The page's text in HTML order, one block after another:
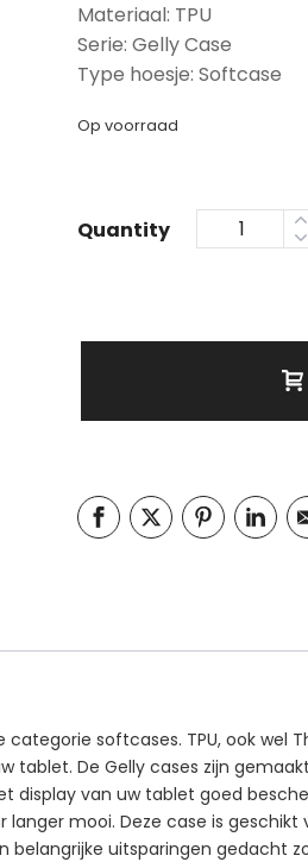
Materiaal: TPU
Serie: Gelly Case
Type hoesje: Softcase
Op voorraad
Quantity
softcases. TPU, ook wel
tablet. De Gelly cases zijn
van uw tablet goed
mooi. Deze case is
belangrijke uitsparingen gedacht